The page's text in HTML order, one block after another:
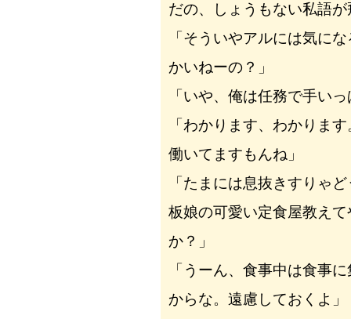
だの、しょうもない私語
「そういやアルには気に
かいねーの？」
「いや、俺は任務で手い
「わかります、わかりま
働いてますもんね」
「たまには息抜きすりゃ
板娘の可愛い定食屋教えて
か？」
「うーん、食事中は食事
からな。遠慮しておくよ」